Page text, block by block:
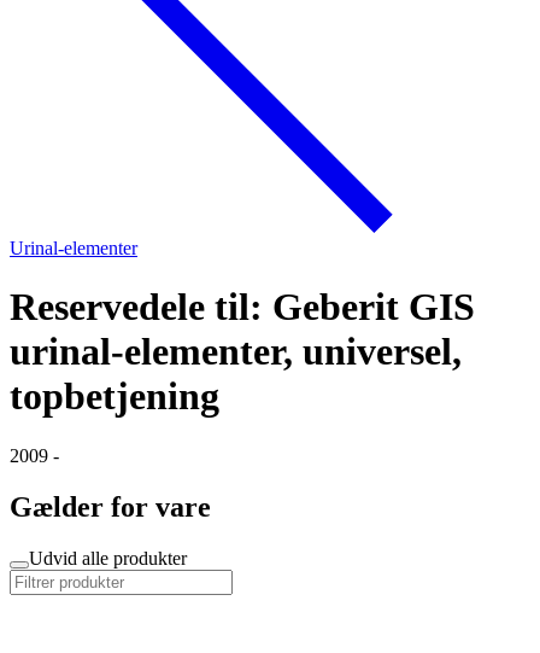
Urinal-elementer
Reservedele til: Geberit GIS
urinal-elementer, universel,
topbetjening
2009 -
Gælder for vare
Udvid alle produkter